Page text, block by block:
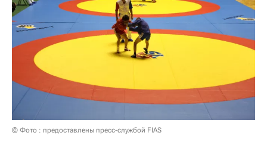
© Фото : предоставлены пресс-службой FIAS